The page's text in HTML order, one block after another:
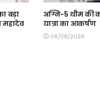
बड़ा
महादेव
अग्नि-5 थीम की
यात्रा का आकर्षण
08/08/2026